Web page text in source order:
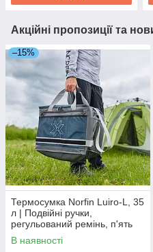
Акційні пропозиції та
–15%
Термосумка Norfin Luiro-L, 35
л | Подвійні ручки,
регульований ремінь, п'ять
кишень, компактна в
складеному стані
В наявності